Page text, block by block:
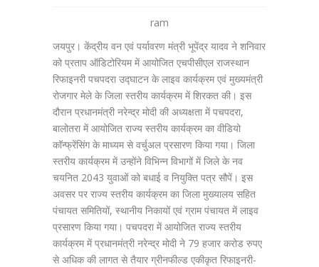
ram
जयपुर। केंद्रीय वन एवं पर्यावरण मंत्री भूपेंद्र यादव ने शनिवार
को प्रताप ऑडिटोरियम में आयोजित एचपीसीएल राजस्थान
रिफाइनरी पचपदरा उद्घाटन के लाइव कार्यक्रम एवं मुख्यमंत्री
रोजगार मेले के जिला स्तरीय कार्यक्रम में शिरकत की। इस
दौरान प्रधानमंत्री नरेन्द्र मोदी की अध्यक्षता में पचपदरा,
बालोतरा में आयोजित राज्य स्तरीय कार्यक्रम का वीडियो
कॉन्फ्रेंसिंग के माध्यम से वर्चुअल प्रसारण किया गया। जिला
स्तरीय कार्यक्रम में उन्होंने विभिन्न विभागों में जिले के नव
चयनित 2043 युवाओं को बधाई व नियुक्ति पत्र सौपें। इस
अवसर पर राज्य स्तरीय कार्यक्रम का जिला मुख्यालय सहित
पंचायत समितियों, स्थानीय निकायों एवं ग्राम पंचायत में लाइव
प्रसारण किया गया। पचपदरा में आयोजित राज्य स्तरीय
कार्यक्रम में प्रधानमंत्री नरेन्द्र मोदी ने 79 हजार करोड रुपए
से अधिक की लागत से तैयार ग्रीनफील्ड एकीकृत रिफाइनरी-